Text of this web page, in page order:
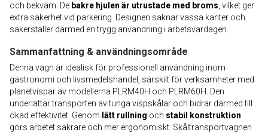
och bekväm. De bakre hjulen är utrustade med broms , vilket ger
extra säkerhet vid parkering. Designen saknar vassa kanter och
säkerställer därmed en trygg användning i arbetsvardagen.
Sammanfattning & användningsområde
Denna vagn är idealisk för professionell användning inom
gastronomi och livsmedelshandel, särskilt för verksamheter med
planetvispar av modellerna PLRM40H och PLRM60H. Den
underlättar transporten av tunga vispskålar och bidrar därmed till
ökad effektivitet. Genom lätt rullning och stabil konstruktion
görs arbetet säkrare och mer ergonomiskt. Skåltransportvagnen